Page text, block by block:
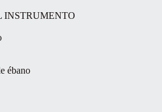
INSTRUMENTO
ébano